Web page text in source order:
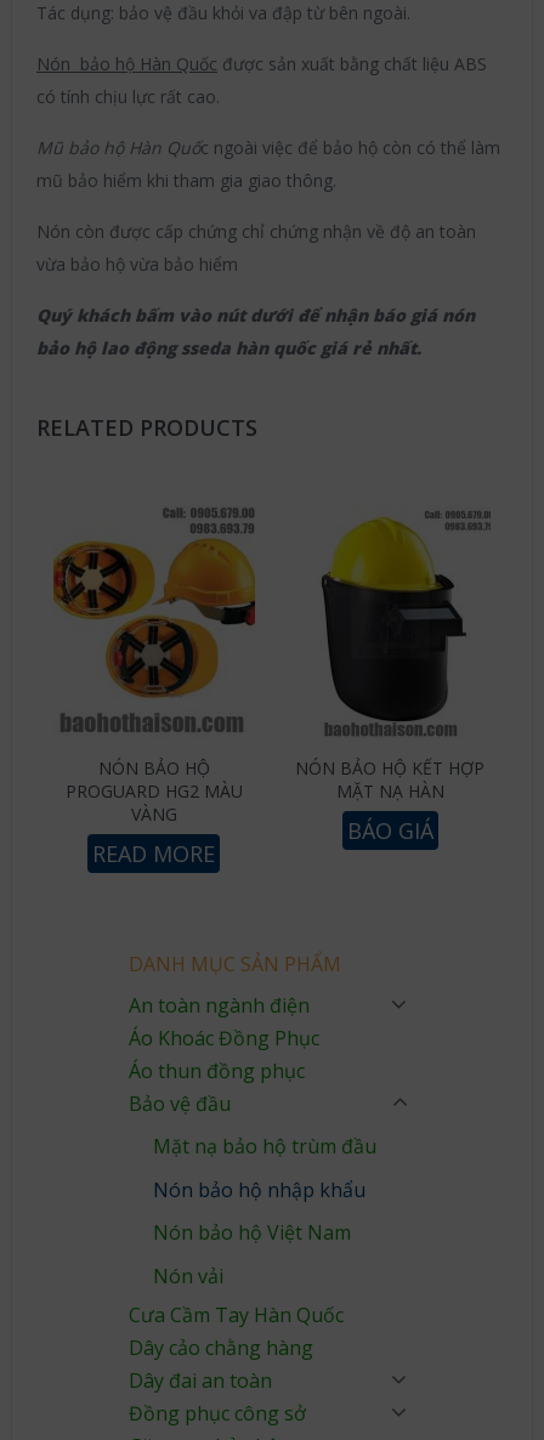
Tác dụng: bảo vệ đầu khỏi va đập từ bên ngoài.
Nón bảo hộ Hàn Quốc được sản xuất bằng chất liệu ABS
có tính chịu lực rất cao.
Mũ bảo hộ Hàn Quốc ngoài việc để bảo hộ còn có thể làm
mũ bảo hiểm khi tham gia giao thông.
Nón còn được cấp chứng chỉ chứng nhận về độ an toàn
vừa bảo hộ vừa bảo hiểm
Quý khách bấm vào nút dưới để nhận báo giá nón
bảo hộ lao động sseda hàn quốc giá rẻ nhất.
RELATED PRODUCTS
NÓN BẢO HỘ
PROGUARD HG2 MÀU
VÀNG
READ MORE
NÓN BẢO HỘ KẾT HỢP
MẶT NẠ HÀN
BÁO GIÁ
DANH MỤC SẢN PHẨM
An toàn ngành điện
Áo Khoác Đồng Phục
Áo thun đồng phục
Bảo vệ đầu
Mặt nạ bảo hộ trùm đầu
Nón bảo hộ nhập khẩu
Nón bảo hộ Việt Nam
Nón vải
Cưa Cầm Tay Hàn Quốc
Dây cảo chằng hàng
Dây đai an toàn
Đồng phục công sở